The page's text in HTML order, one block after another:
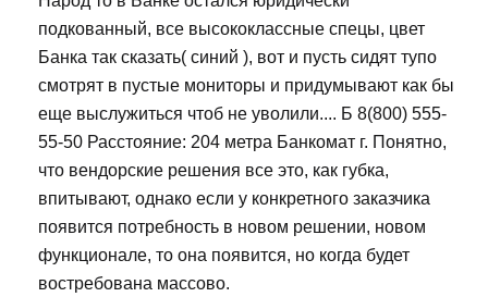
подкованный, все высококлассные спецы, цвет
Банка так сказать( синий ), вот и пусть сидят тупо
смотрят в пустые мониторы и придумывают как бы
еще выслужиться чтоб не уволили.... Б 8(800) 555-
55-50 Расстояние: 204 метра Банкомат г. Понятно,
что вендорские решения все это, как губка,
впитывают, однако если у конкретного заказчика
появится потребность в новом решении, новом
функционале, то она появится, но когда будет
востребована массово.